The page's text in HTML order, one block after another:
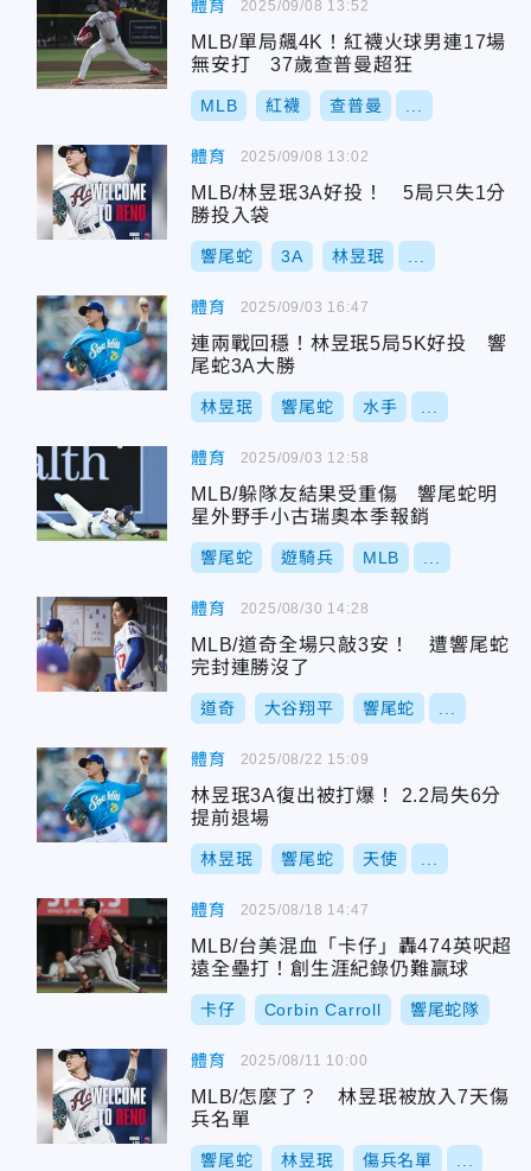
體育
MLB/單局飆4K！紅襪火球男連17場
無安打 37歲查普曼超狂
MLB 紅襪 查普曼
2025/09/08 13:52
體育
MLB/林昱珉3A好投！ 5局只失1分
勝投入袋
響尾蛇 3A 林昱珉
2025/09/08 13:02
體育
連兩戰回穩！林昱珉5局5K好投 響
尾蛇3A大勝
林昱珉 響尾蛇 水手
2025/09/03 16:47
體育
MLB/躲隊友結果受重傷 響尾蛇明
星外野手小古瑞奧本季報銷
響尾蛇 遊騎兵 MLB
2025/09/03 12:58
體育
MLB/道奇全場只敲3安！ 遭響尾蛇
完封連勝沒了
道奇 大谷翔平 響尾蛇
2025/08/30 14:28
體育
林昱珉3A復出被打爆！ 2.2局失6分
提前退場
林昱珉 響尾蛇 天使
2025/08/22 15:09
體育
MLB/台美混血「卡仔」轟474英呎超
遠全壘打！創生涯紀錄仍難贏球
卡仔 Corbin Carroll 響尾蛇隊
2025/08/18 14:47
體育
MLB/怎麼了？ 林昱珉被放入7天傷
兵名單
響尾蛇 林昱珉 傷兵名單
2025/08/11 10:00